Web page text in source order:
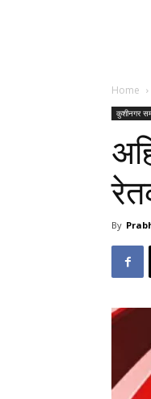
Home
कुशीनगर
By